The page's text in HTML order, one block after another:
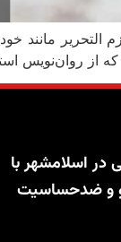
مانند
روان‌نویس
در اسلامشهر با
و ضدحساسیت